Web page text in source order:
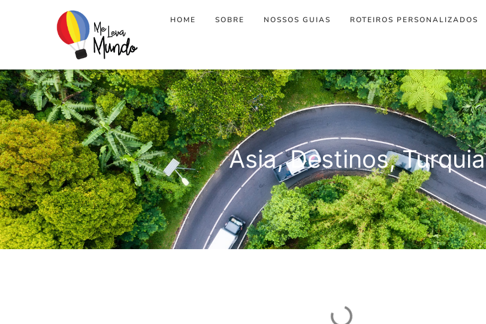
HOME SOBRE NOSSOS GUIAS ROTEIROS PERSONALIZADOS
Ásia,Destinos,Turquia